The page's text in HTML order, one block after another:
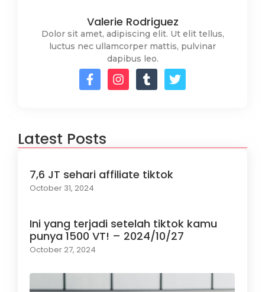
Valerie Rodriguez
Dolor sit amet, adipiscing elit. Ut elit tellus,
luctus nec ullamcorper mattis, pulvinar
dapibus leo.
Latest Posts
7,6 JT sehari affiliate tiktok
October 31, 2024
Ini yang terjadi setelah tiktok kamu
punya 1500 VT! – 2024/10/27
October 27, 2024